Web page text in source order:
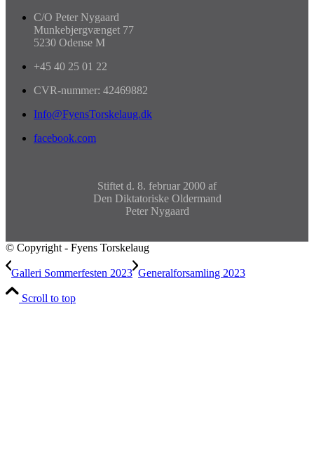
C/O Peter Nygaard
Munkebjergvænget 77
5230 Odense M
+45 40 25 01 22
CVR-nummer: 42469882
Info@FyensTorskelaug.dk
facebook.com
Stiftet d. 8. februar 2000 af
Den Diktatoriske Oldermand
Peter Nygaard
© Copyright - Fyens Torskelaug
Galleri Sommerfesten 2023 Generalforsamling 2023
Scroll to top